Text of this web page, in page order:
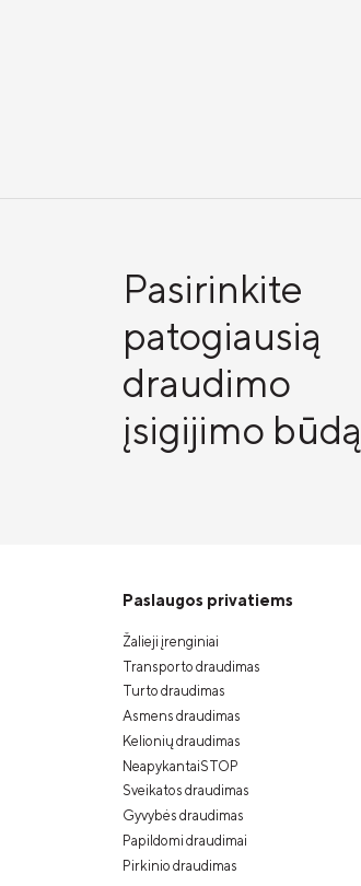
Pasirinkite
patogiausią
draudimo
įsigijimo būdą
Paslaugos privatiems
Žalieji įrenginiai
Transporto draudimas
Turto draudimas
Asmens draudimas
Kelionių draudimas
NeapykantaiSTOP
Sveikatos draudimas
Gyvybės draudimas
Papildomi draudimai
Pirkinio draudimas